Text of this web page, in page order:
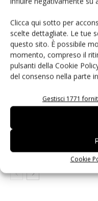
Clicca qui sotto per
scelte dettagliate. Le tue
questo sito. È possibile
momento, compreso il
pulsanti della Cookie
del consenso nella parte
Gestisci 1771
Cookie
Joya
Dole
dei